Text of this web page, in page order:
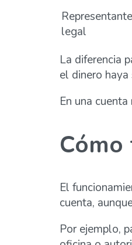
Representante
legal
La diferencia
el dinero
En una
El
cuenta,
Por ejemplo,